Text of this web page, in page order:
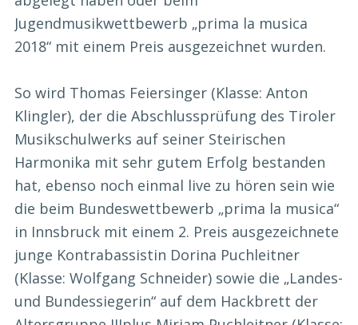
Jugendmusikwettbewerb „prima la musica
2018“ mit einem Preis ausgezeichnet wurden.
So wird Thomas Feiersinger (Klasse: Anton
Klingler), der die Abschlussprüfung des Tiroler
Musikschulwerks auf seiner Steirischen
Harmonika mit sehr gutem Erfolg bestanden
hat, ebenso noch einmal live zu hören sein wie
die beim Bundeswettbewerb „prima la musica“
in Innsbruck mit einem 2. Preis ausgezeichnete
junge Kontrabassistin Dorina Puchleitner
(Klasse: Wolfgang Schneider) sowie die „Landes-
und Bundessiegerin“ auf dem Hackbrett der